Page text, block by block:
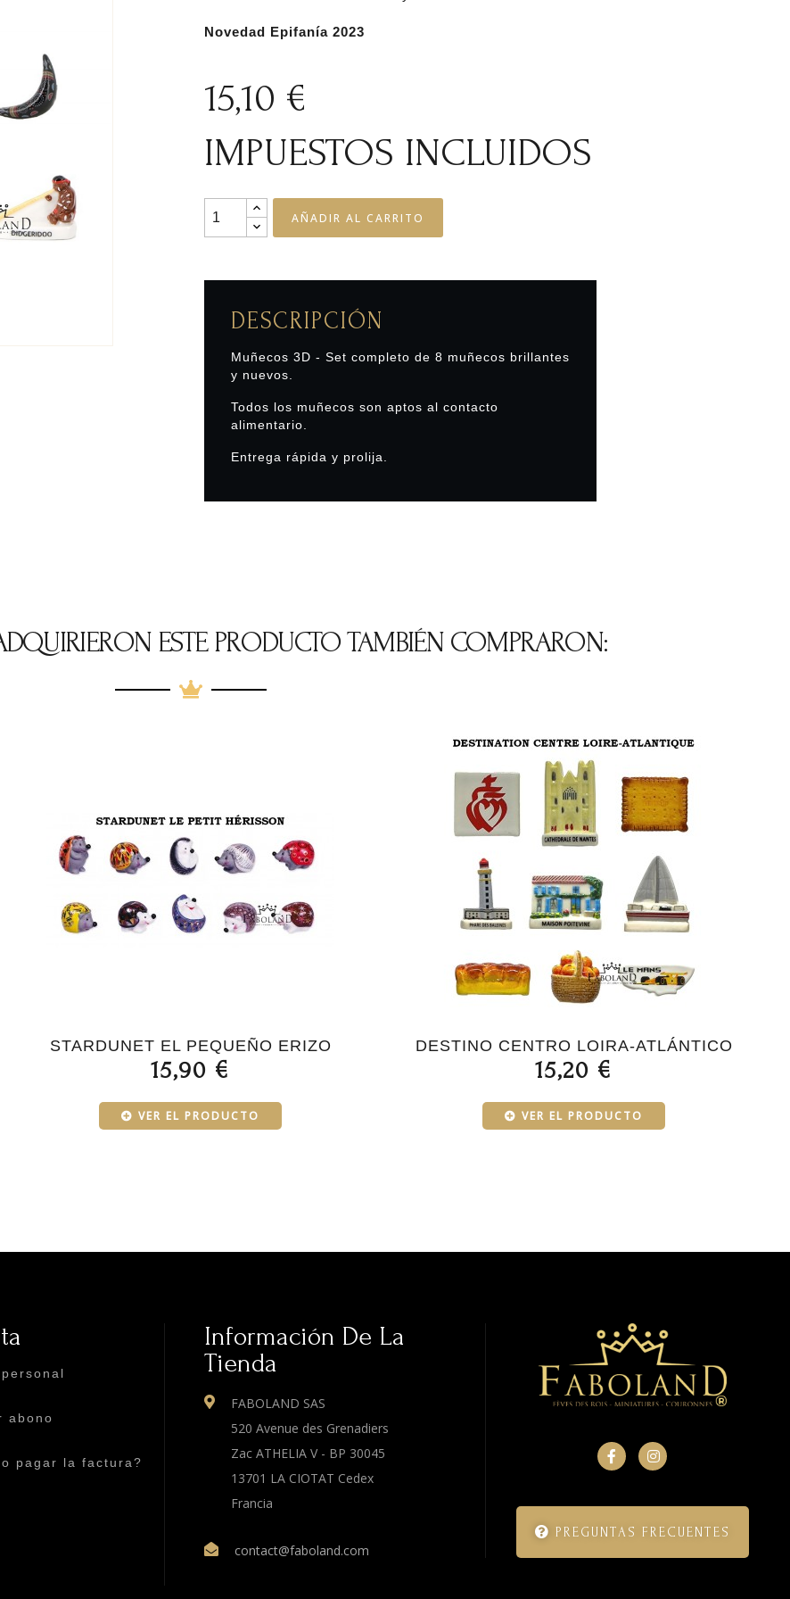
Novedad Epifanía 2023
15,10 €
IMPUESTOS INCLUIDOS
AÑADIR AL CARRITO
DESCRIPCIÓN
Muñecos 3D - Set completo de 8 muñecos brillantes
y nuevos.
Todos los muñecos son aptos al contacto
alimentario.
Entrega rápida y prolija.
ESTE PRODUCTO TAMBIÉN COMPRARON:
STARDUNET EL PEQUEÑO ERIZO
15,90 €
VER EL PRODUCTO
DESTINO CENTRO LOIRA-ATLÁNTICO
15,20 €
VER EL PRODUCTO
abono
pagar la factura?
Información De La
Tienda
FABOLAND SAS
520 Avenue des Grenadiers
Zac ATHELIA V - BP 30045
13701 LA CIOTAT Cedex
Francia
contact@faboland.com
PREGUNTAS FRECUENTES